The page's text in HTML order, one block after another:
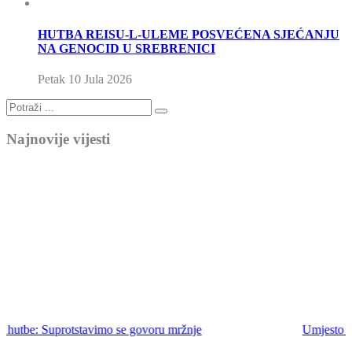
HUTBA REISU-L-ULEME POSVEĆENA SJEĆANJU
NA GENOCID U SREBRENICI
Petak 10 Jula 2026
Najnovije vijesti
Umjesto hutbe: Ne bježimo od emaneta